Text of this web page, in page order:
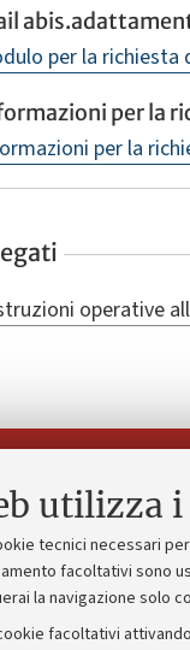
utilizza
tecnici necessari
facoltativi sono
la navigazione solo
facoltativi
per la
per la
per la
operative
Piano
Bilanci